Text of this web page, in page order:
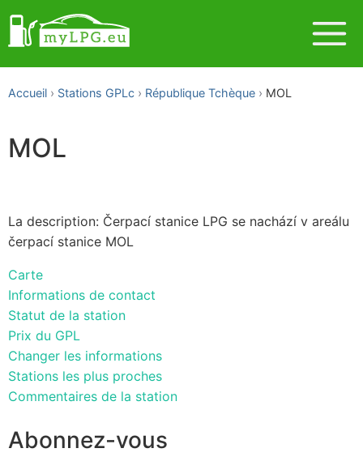
Accueil Stations GPLc République Tchèque MOL
MOL
La description: Čerpací stanice LPG se nachází v areálu
čerpací stanice MOL
Carte
Informations de contact
Statut de la station
Prix du GPL
Changer les informations
Stations les plus proches
Commentaires de la station
Abonnez-vous